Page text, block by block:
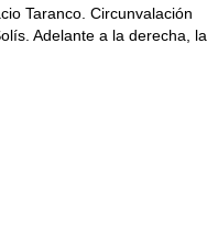
Taranco. Circunvalación
Adelante a la derecha, la